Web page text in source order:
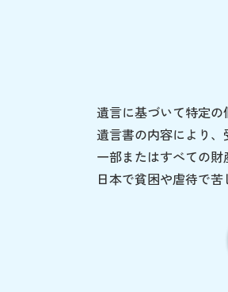
遺言に基づいて特定の
遺言書の内容により、
一部またはすべての財
日本で貧困や虐待で